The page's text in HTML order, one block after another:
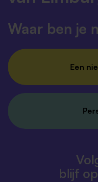
Waar ben je
Een
blijf